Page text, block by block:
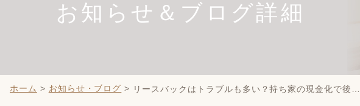
お知らせ＆ブログ詳細
ホーム > お知らせ・ブログ > リースバックはトラブルも多い？持ち家の現金化で後…